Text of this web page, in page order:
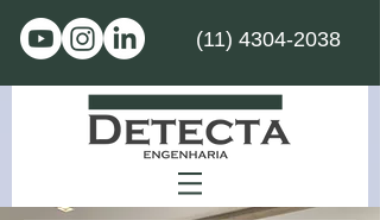
(11) 4304-2038